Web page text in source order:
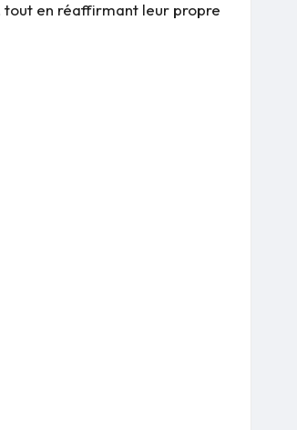
tout en réaffirmant leur propre